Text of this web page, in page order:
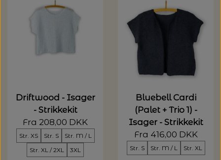
Driftwood - Isager
- Strikkekit
Fra 208,00 DKK
Str. XS Str. S
Str. M / L
Str. XL / 2XL
3XL
Bluebell Cardi
(Palet + Trio 1) -
Isager - Strikkekit
Fra 416,00 DKK
Str. S Str. M / L Str. XL